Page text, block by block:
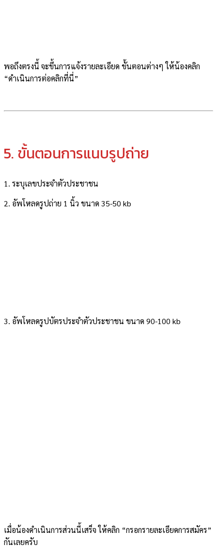
พอถึงตรงนี้ จะขึ้นการแจ้งรายละเอียด ขั้นตอนต่างๆ ให้น้องคลิก
“ดำเนินการต่อคลิกที่นี่”
5. ขั้นตอนการแนบรูปถ่าย
1. ระบุเลขประจำตัวประชาชน
2. อัพโหลดรูปถ่าย 1 นิ้ว ขนาด 35-50 kb
3. อัพโหลดรูปบัตรประจำตัวประชาชน ขนาด 90-100 kb
เมื่อน้องดำเนินการส่วนนี้เสร็จ ให้คลิก “กรอกรายละเอียดการสมัคร”
กันเลยครับ